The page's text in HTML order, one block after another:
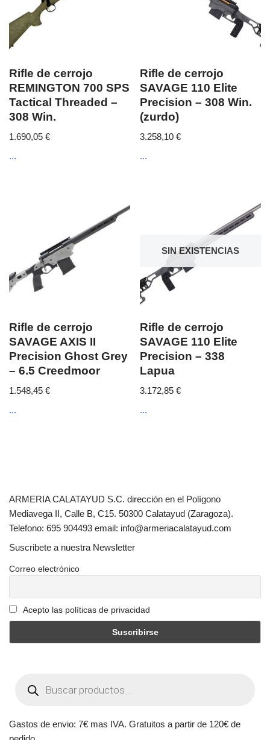
Rifle de cerrojo
REMINGTON 700 SPS
Tactical Threaded –
308 Win.
1.690,05 €
...
Rifle de cerrojo
SAVAGE 110 Elite
Precision – 308 Win.
(zurdo)
3.258,10€
...
Rifle de cerrojo
SAVAGE AXIS II
Precision Ghost Grey
– 6.5 Creedmoor
1.548,45 €
...
SIN EXISTENCIAS
Rifle de cerrojo
SAVAGE 110 Elite
Precision – 338
Lapua
3.172,85€
...
ARMERIA CALATAYUD S.C. dirección en el Polígono
Mediavega II, Calle B, C15. 50300 Calatayud (Zaragoza).
Telefono: 695 904493 email: info@armeriacalatayud.com
Suscribete a nuestra Newsletter
Correo electrónico
Acepto las políticas de privacidad
Gastos de envio: 7€ mas IVA. Gratuitos a partir de 120€ de